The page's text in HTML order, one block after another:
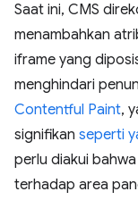
Saat ini, CMS
menambahkan
iframe yang
menghindari
Contentful Paint,
signifikan seperti
perlu diakui
terhadap area